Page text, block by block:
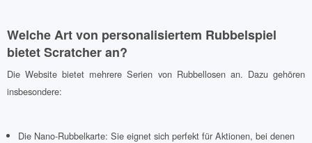
Welche Art von personalisiertem Rubbelspiel
bietet Scratcher an?
Die Website bietet mehrere Serien von Rubbellosen an. Dazu gehören
insbesondere:
Die Nano-Rubbelkarte: Sie eignet sich perfekt für Aktionen, bei denen